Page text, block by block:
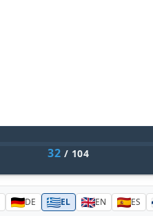
32 / 104
DE EL EN ES